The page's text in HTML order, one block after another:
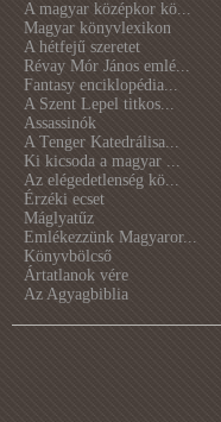
A magyar középkor kö...
Magyar könyvlexikon
A hétfejű szeretet
Révay Mór János emlé...
Fantasy enciklopédia...
A Szent Lepel titkos...
Assassinók
A Tenger Katedrálisa...
Ki kicsoda a magyar ...
Az elégedetlenség kö...
Érzéki ecset
Máglyatűz
Emlékezzünk Magyaror...
Könyvbölcső
Ártatlanok vére
Az Agyagbiblia